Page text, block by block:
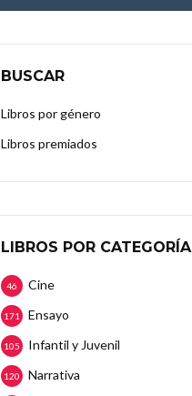
BUSCAR
Libros por género
Libros premiados
LIBROS POR CATEGORÍA
Cine
46
Ensayo
171
Infantil y Juvenil
105
Narrativa
120